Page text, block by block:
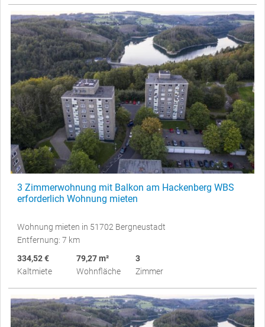
3 Zimmerwohnung mit Balkon am Hackenberg WBS
erforderlich Wohnung mieten
Wohnung mieten in 51702 Bergneustadt
Entfernung: 7 km
334,52 €
Kaltmiete
79,27 m²
Wohnfläche
3
Zimmer